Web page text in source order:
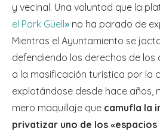
y vecinal. Una voluntad que la
el Park Güell» no ha parado de
Mientras el Ayuntamiento se
defendiendo los derechos de
a la masificación turística por la
explotándose desde hace años,
mero maquillaje que camufla la
privatizar uno de los «espacios